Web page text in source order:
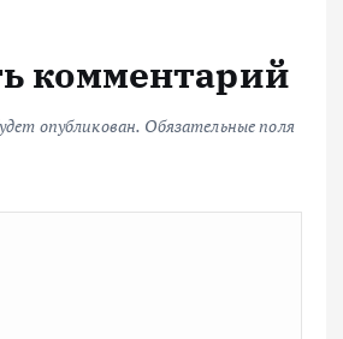
комментарий
опубликован. Обязательные поля